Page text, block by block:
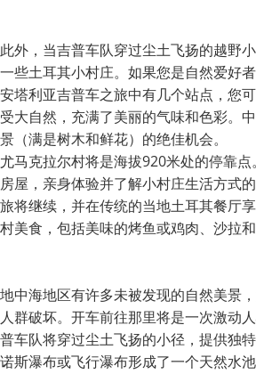
此外，当吉普车队穿过尘土飞扬的越野
一些土耳其小村庄。如果您是自然爱好
安塔利亚吉普车之旅中有几个站点，您
受大自然，充满了美丽的气味和色彩。
景（满是树木和鲜花）的绝佳机会。
尤马克拉尔村将是海拔920米处的停靠
房屋，亲身体验并了解小村庄生活方式
旅将继续，并在传统的当地土耳其餐厅
村美食，包括美味的烤鱼或鸡肉、沙拉和
地中海地区有许多未被发现的自然美景
人群破坏。开车前往那里将是一次激动
普车队将穿过尘土飞扬的小径，提供独
诺斯瀑布或飞行瀑布形成了一个天然水